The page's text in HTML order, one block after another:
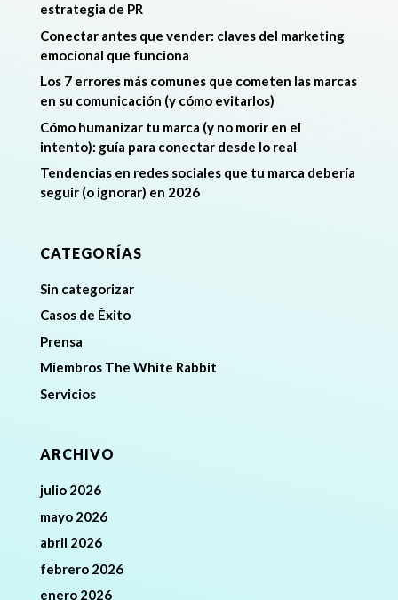
estrategia de PR
Conectar antes que vender: claves del marketing
emocional que funciona
Los 7 errores más comunes que cometen las marcas
en su comunicación (y cómo evitarlos)
Cómo humanizar tu marca (y no morir en el
intento): guía para conectar desde lo real
Tendencias en redes sociales que tu marca debería
seguir (o ignorar) en 2026
CATEGORÍAS
Sin categorizar
Casos de Éxito
Prensa
Miembros The White Rabbit
Servicios
ARCHIVO
julio 2026
mayo 2026
abril 2026
febrero 2026
enero 2026